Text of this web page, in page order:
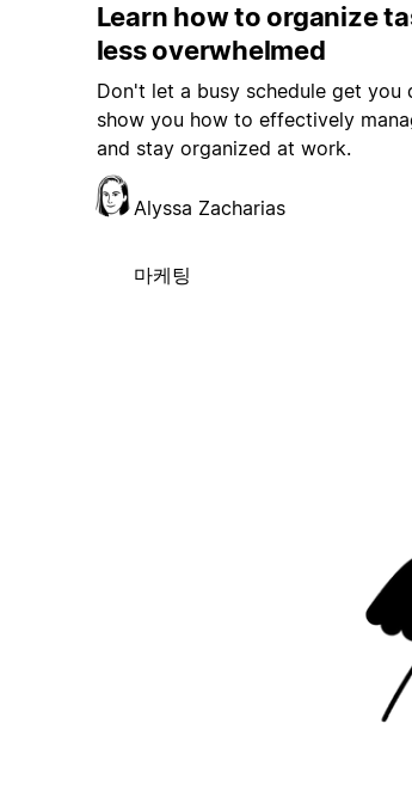
Learn how to organize
less overwhelmed
Don't let a busy schedule get you
show you how to effectively
and stay organized at work.
Alyssa Zacharias
마케팅